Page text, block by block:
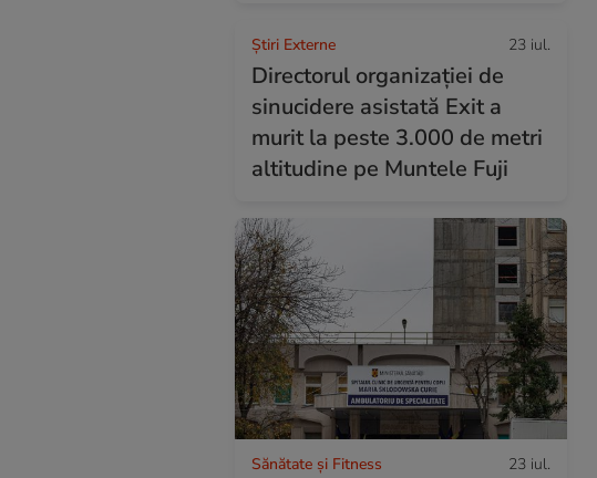
Știri Externe 23 iul.
Directorul organizației de
sinucidere asistată Exit a
murit la peste 3.000 de metri
altitudine pe Muntele Fuji
Sănătate și Fitness 23 iul.